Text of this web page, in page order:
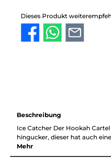
Dieses Produkt
Beschreibung
Ice Catcher Der Hookah
hingucker, dieser hat auch
Mehr